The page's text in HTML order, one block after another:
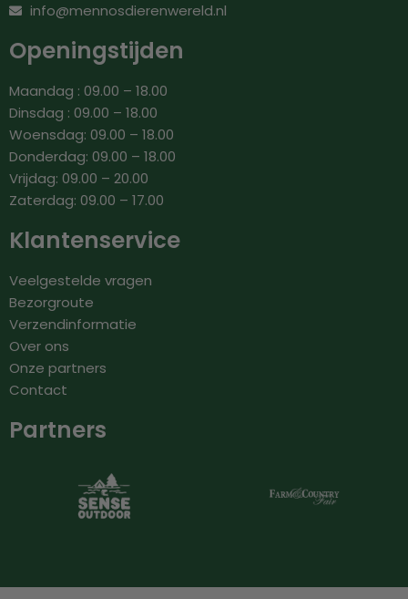
info@mennosdierenwereld.nl
Openingstijden
Maandag : 09.00 – 18.00
Dinsdag : 09.00 – 18.00
Woensdag: 09.00 – 18.00
Donderdag: 09.00 – 18.00
Vrijdag: 09.00 – 20.00
Zaterdag: 09.00 – 17.00
Klantenservice
Veelgestelde vragen
Bezorgroute
Verzendinformatie
Over ons
Onze partners
Contact
Partners